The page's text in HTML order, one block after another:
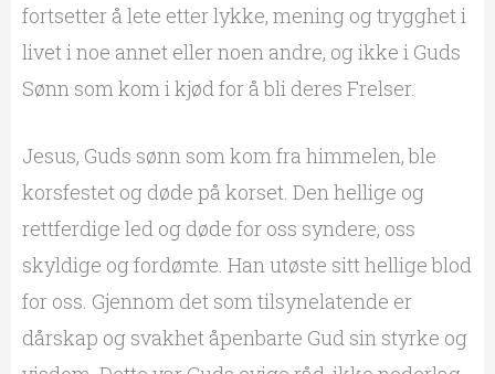
fortsetter å lete etter lykke, mening og trygghet i
livet i noe annet eller noen andre, og ikke i Guds
Sønn som kom i kjød for å bli deres Frelser.
Jesus, Guds sønn som kom fra himmelen, ble
korsfestet og døde på korset. Den hellige og
rettferdige led og døde for oss syndere, oss
skyldige og fordømte. Han utøste sitt hellige blod
for oss. Gjennom det som tilsynelatende er
dårskap og svakhet åpenbarte Gud sin styrke og